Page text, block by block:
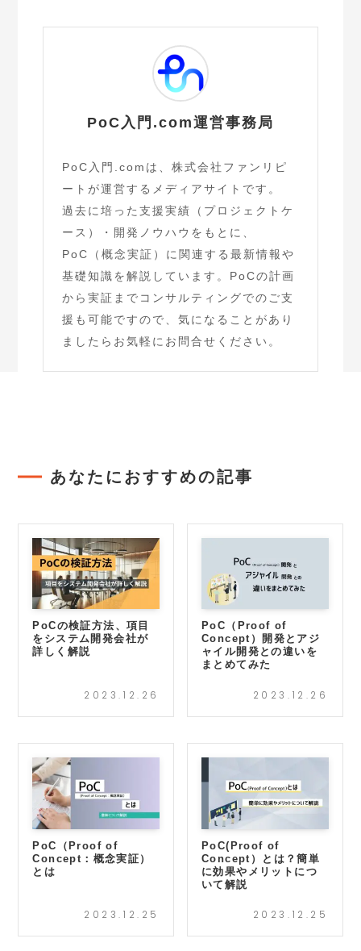
PoC入門.com運営事務局
PoC入門.comは、株式会社ファンリピ
ートが運営するメディアサイトです。
過去に培った支援実績（プロジェクトケ
ース）・開発ノウハウをもとに、
PoC（概念実証）に関連する最新情報や
基礎知識を解説しています。PoCの計画
から実証までコンサルティングでのご支
援も可能ですので、気になることがあり
ましたらお気軽にお問合せください。
あなたにおすすめの記事
PoCの検証方法、項目
をシステム開発会社が
詳しく解説
2023.12.26
PoC（Proof of
Concept）開発とアジ
ャイル開発との違いを
まとめてみた
2023.12.26
PoC（Proof of
Concept：概念実証）
とは
2023.12.25
PoC(Proof of
Concept）とは？簡単
に効果やメリットにつ
いて解説
2023.12.25